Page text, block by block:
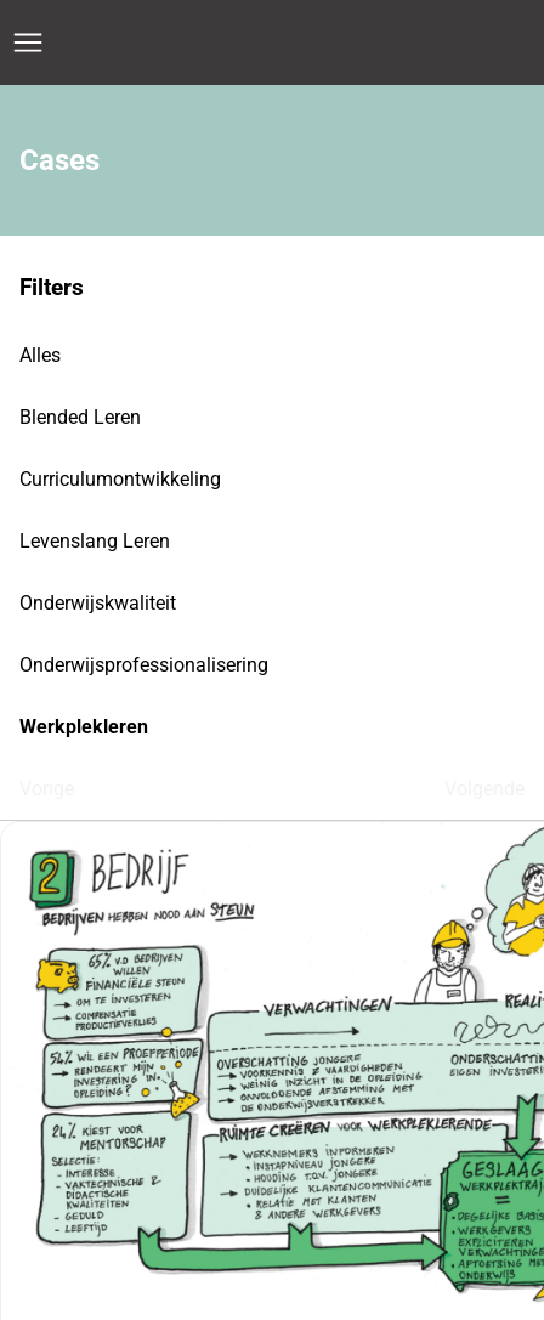
Cases
Filters
Alles
Blended Leren
Curriculumontwikkeling
Levenslang Leren
Onderwijskwaliteit
Onderwijsprofessionalisering
Werkplekleren